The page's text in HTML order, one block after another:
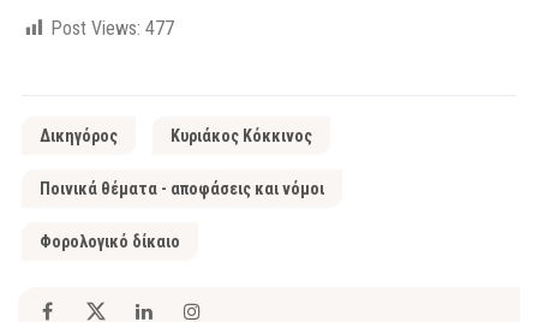
Post Views: 477
Δικηγόρος Κυριάκος Κόκκινος
Ποινικά θέματα - αποφάσεις και νόμοι
Φορολογικό δίκαιο